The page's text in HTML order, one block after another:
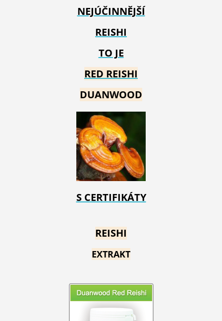
NEJÚČINNĚJŠÍ
REISHI
TO JE
RED REISHI
DUANWOOD
S CERTIFIKÁTY
REISHI
EXTRAKT